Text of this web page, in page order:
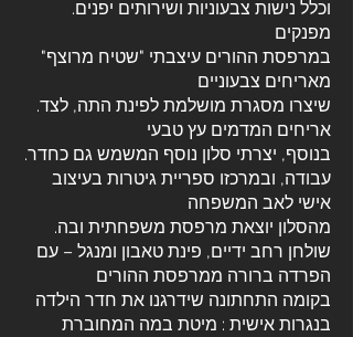
.וכלל נישות צבעוניות ושירותים יפנים
מפנקים
במרפסת ההורים עיצבתי "שטיח מרוצף"
מאריחים צבעוניים
.שיצרו מסגרת מושלמת לפינת התה, לצד
אריחים המדמים עץ טבעי
.בנוסף, יצרתי סלון נוסף המשמש גם כחדר
עבודה, ובמרכזו ספריית גיטרות בעיצוב
אישי לאב המשפחה
.מהסלון יוצאת מרפסת משפחתית ובה
שולחן רחב ידיים, פינת טאבון ומנגל – עם
הפרדה ברורה ממרפסת ההורים
בקומה התחתונה שידרגנו את חדר הילדה
בנגרות אישית : מיטת במה המחוברת